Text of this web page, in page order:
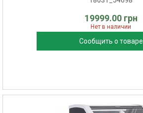
19999.00 грн
Нет в наличии
Сообщить о товаре